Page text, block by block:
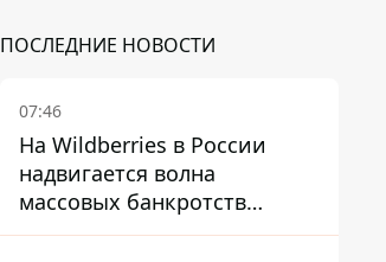
ПОСЛЕДНИЕ НОВОСТИ
07:46
На Wildberries в России
надвигается волна
массовых банкротств
продавцов - Reuters